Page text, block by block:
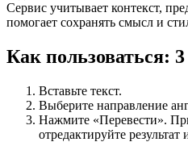
Сервис учитывает контекст,
помогает сохранять смысл и
Как пользоваться:
Вставьте текст.
Выберите направление
Нажмите «Перевести».
отредактируйте